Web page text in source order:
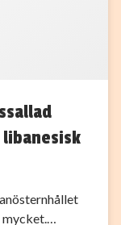
libanesisk